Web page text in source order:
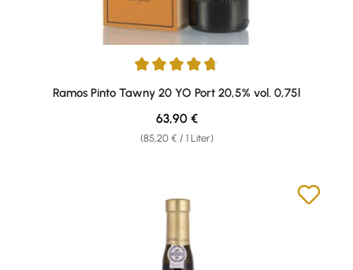
Durchschnittliche Bewertung von 4.71 von 5 Sternen
Ramos Pinto Tawny 20 YO Port 20,5% vol. 0,75l
(85,20 € / 1 Liter)
Regulärer Preis:
63,90 €